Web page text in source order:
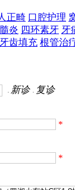
正畸 口腔护理
炎 四环素牙 牙
牙齿填充 根管治
新诊
复诊
*
*